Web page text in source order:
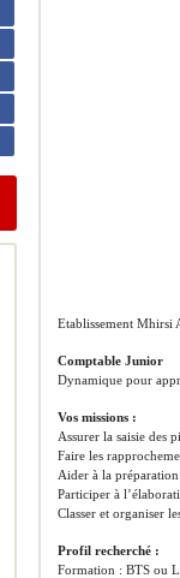
Etablissement Mhirsi
Comptable Junior
Dynamique pour
Vos missions :
Assurer la saisie des
Faire les
Aider à la
Participer à
Classer et organiser
Profil recherché :
Formation : BTS ou